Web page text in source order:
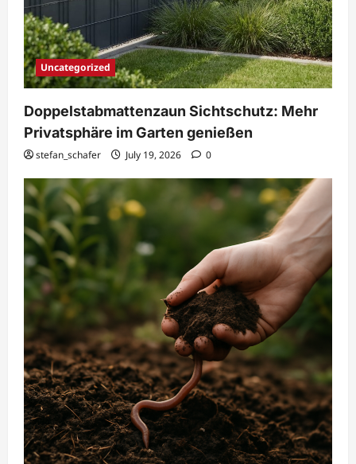
Uncategorized
Doppelstabmattenzaun Sichtschutz: Mehr
Privatsphäre im Garten genießen
stefan_schafer July 19, 2026 0